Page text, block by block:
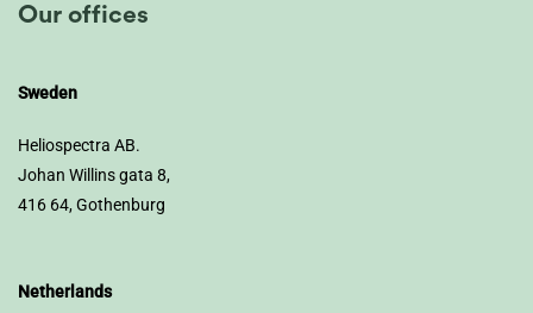
Our offices
Sweden
Heliospectra AB.
Johan Willins gata 8,
416 64, Gothenburg
Netherlands